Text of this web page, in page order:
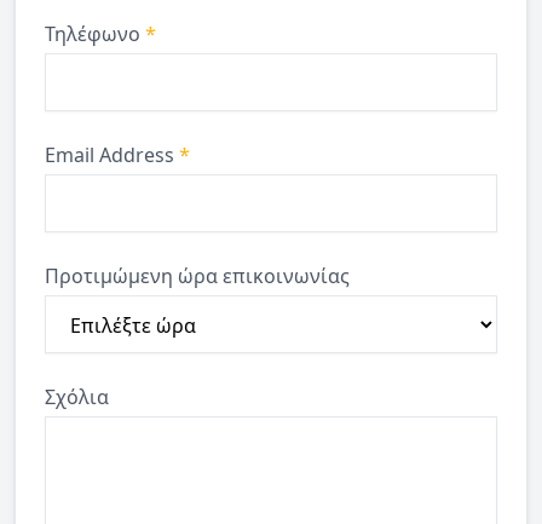
Τηλέφωνο *
Email Address *
Προτιμώμενη ώρα επικοινωνίας
Σχόλια